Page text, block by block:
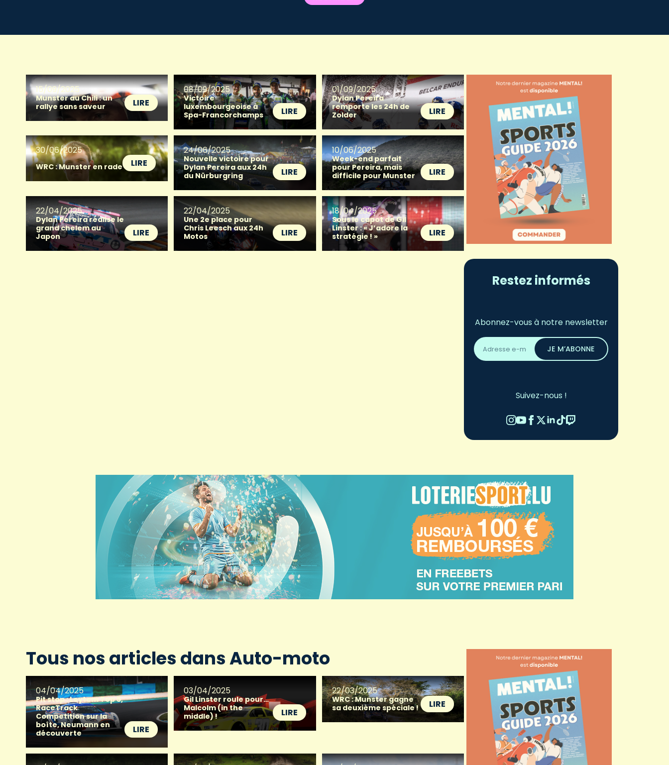
15/09/2025
Munster au Chili : un
rallye sans saveur
LIRE
08/09/2025
Victoire
luxembourgeoise à
Spa-Francorchamps
LIRE
01/09/2025
Dylan Pereira
remporte les 24h de
Zolder
LIRE
30/06/2025
WRC : Munster en rade LIRE
24/06/2025
Nouvelle victoire pour
Dylan Pereira aux 24h
du Nürburgring
LIRE
10/06/2025
Week-end parfait
pour Pereira, mais
difficile pour Munster
LIRE
22/04/2025
Dylan Pereira réalise le
grand chelem au
Japon
LIRE
22/04/2025
Une 2e place pour
Chris Leesch aux 24h
Motos
LIRE
18/04/2025
Sous le capot de Gil
Linster : « J’adore la
stratégie ! »
LIRE
Restez informés
Abonnez-vous à notre newsletter
Adresse
email
*
JE M’ABONNE
Suivez-nous !
Tous nos articles dans Auto-moto
04/04/2025
Pit stop : Leytem Top 5,
RaceTrack
Competition sur la
boîte, Neumann en
découverte
LIRE
03/04/2025
Gil Linster roule pour…
Malcolm (in the
middle) !
LIRE
22/03/2025
WRC : Munster gagne
sa deuxième spéciale !
LIRE